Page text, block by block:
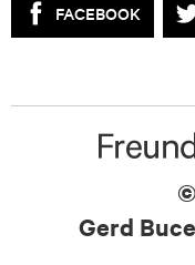
FACEBOOK
Gerd